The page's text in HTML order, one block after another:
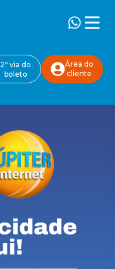
2ª via do
boleto
Área do
cliente